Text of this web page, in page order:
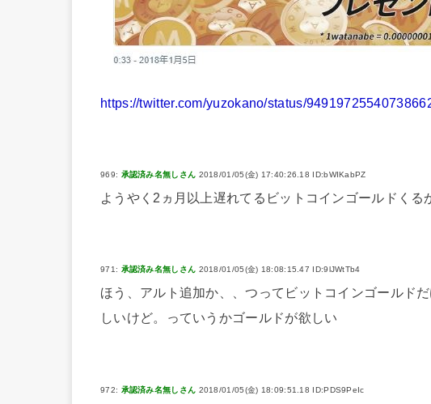
https://twitter.com/yuzokano/status/
969: 承認済み名無しさん 2018/01/05(金) 17:40:26.18 ID:bWIKabPZ
ようやく2ヵ月以上遅れてるビットコインゴールドくる
971: 承認済み名無しさん 2018/01/05(金) 18:08:15.47 ID:9lJWtTb4
ほう、アルト追加か、、つってビットコインゴールド
しいけど。っていうかゴールドが欲しい
972: 承認済み名無しさん 2018/01/05(金) 18:09:51.18 ID:PDS9PeIc